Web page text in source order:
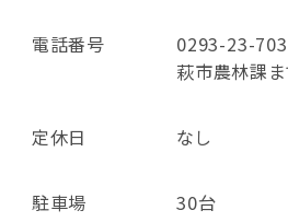
電話番号
0293-23-
萩市農林課ま
定休日 なし
駐車場 30台